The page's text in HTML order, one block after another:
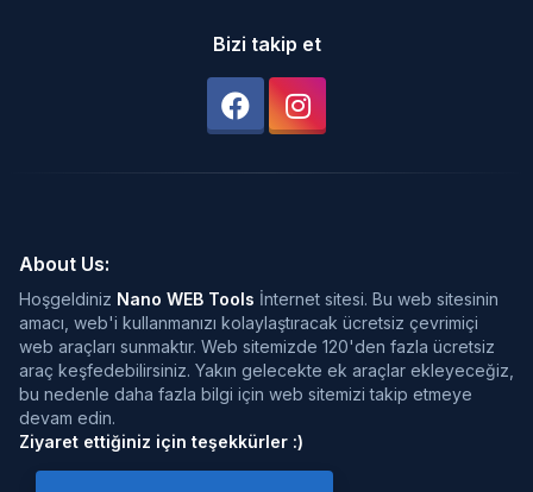
Bizi takip et
About Us:
Hoşgeldiniz Nano WEB Tools İnternet sitesi. Bu web sitesinin
amacı, web'i kullanmanızı kolaylaştıracak ücretsiz çevrimiçi
web araçları sunmaktır. Web sitemizde 120'den fazla ücretsiz
araç keşfedebilirsiniz. Yakın gelecekte ek araçlar ekleyeceğiz,
bu nedenle daha fazla bilgi için web sitemizi takip etmeye
devam edin.
Ziyaret ettiğiniz için teşekkürler :)